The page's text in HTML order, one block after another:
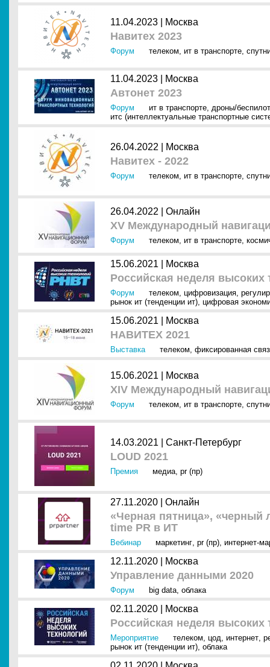
11.04.2023 | Москва
Навитех 2023
Форум телеком, ит в транспорте,
11.04.2023 | Москва
Автонет 2023
Форум ит в транспорте, дроны/
итс (интеллектуальные транспортные
26.04.2022 | Москва
Навитех - 2022
Форум телеком, ит в транспорте,
26.04.2022 | Онлайн
XV Международный
Форум телеком, ит в транспорте,
15.06.2021 | Москва
Российская неделя высоких
Форум телеком, цифровизация,
рынок ит (тенденции ит), цифровая
15.06.2021 | Москва
НАВИТЕХ 2021
Выставка телеком, фиксированная
15.06.2021 | Москва
XIV Международный
Форум телеком, ит в транспорте,
14.03.2021 | Санкт-Петербург
LOUD 2021
Премия медиа, pr (пр)
27.11.2020 | Онлайн
«Черная пятница», «черный
time PR в ИТ
Вебинар маркетинг, pr (пр), интернет-
12.11.2020 | Москва
Управление данными 2020
Форум big data, облака
02.11.2020 | Москва
Российская неделя высоких
Мероприятие телеком, цод, интернет,
рынок ит (тенденции ит), облака